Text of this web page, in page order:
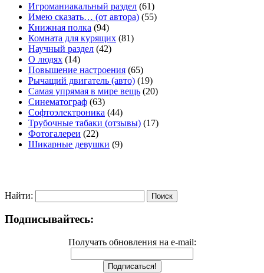
Игроманиакальный раздел (61)
Имею сказать… (от автора) (55)
Книжная полка (94)
Комната для курящих (81)
Научный раздел (42)
О людях (14)
Повышение настроения (65)
Рычащий двигатель (авто) (19)
Самая упрямая в мире вещь (20)
Синематограф (63)
Софтоэлектроника (44)
Трубочные табаки (отзывы) (17)
Фотогалереи (22)
Шикарные девушки (9)
Найти:
Подписывайтесь:
Получать обновления на e-mail: